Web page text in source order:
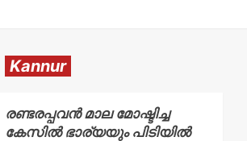
Kannur
രണ്ടരപ്പവൻ മാല മോഷ്ടിച്ച
കേസിൽ ഭാര്യയും പിടിയിൽ